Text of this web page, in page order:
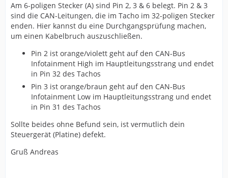
Am 6-poligen Stecker (A) sind Pin 2, 3 & 6 belegt. Pin 2 & 3
sind die CAN-Leitungen, die im Tacho im 32-poligen Stecker
enden. Hier kannst du eine Durchgangsprüfung machen,
um einen Kabelbruch auszuschließen.
Pin 2 ist orange/violett geht auf den CAN-Bus
Infotainment High im Hauptleitungsstrang und endet
in Pin 32 des Tachos
Pin 3 ist orange/braun geht auf den CAN-Bus
Infotainment Low im Hauptleitungsstrang und endet
in Pin 31 des Tachos
Sollte beides ohne Befund sein, ist vermutlich dein
Steuergerät (Platine) defekt.
Gruß Andreas